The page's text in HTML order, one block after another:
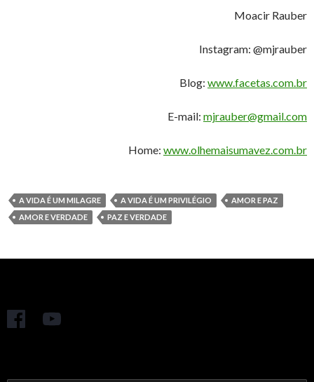
Moacir Rauber
Instagram: @mjrauber
Blog: www.facetas.com.br
E-mail: mjrauber@gmail.com
Home: www.olhemaisumavez.com.br
A VIDA É UM MILAGRE A VIDA É UM PRIVILÉGIO
AMOR E PAZ
AMOR E VERDADE
PAZ E VERDADE